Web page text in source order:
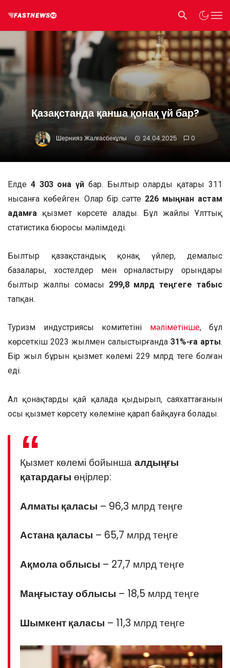
Қазақстанда қанша қонақ үй бар?
Шернияз Жалғасбекұлы 24.04.2025 0
Елде 4 303 қонақ үй бар. Былтыр олардың қатары 311
нысанға көбейген. Олар бір сәтте 226 мыңнан астам
адамға қызмет көрсете алады. Бұл жайлы Ұлттық
статистика бюросы мәлімдеді.
Былтыр қазақстандық қонақ үйлер, демалыс
базалары, хостелдер мен орналастыру орындары
былтыр жалпы сомасы 299,8 млрд теңгеге табыс
тапқан.
Туризм индустриясы комитетінің мәліметінше, бұл
көрсеткіш 2023 жылмен салыстырғанда 31%-ға артық.
Бір жыл бұрын қызмет көлемі 229 млрд теңге болған
еді.
Ал қонақтардың қай қалада қыдырып, саяхаттағанын
осы қызмет көрсету көлеміне қарап байқауға болады.
Қызмет көлемі бойыншаалдыңғы
қатардағы өңірлер:
Алматы қаласы – 96,3 млрд теңге
Астана қаласы – 65,7 млрд теңге
Ақмола облысы – 27,7 млрд теңге
Маңғыстау облысы – 18,5 млрд теңге
Шымкент қаласы – 11,3 млрд теңге